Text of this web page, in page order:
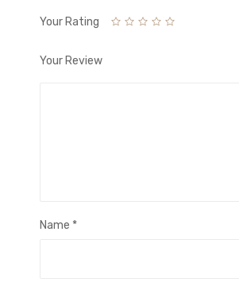
Your Rating
Your Review
Name *